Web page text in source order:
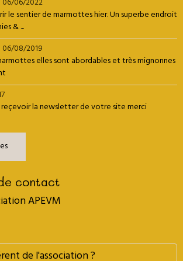
06/06/2022
le sentier de marmottes hier. Un superbe endroit
& ...
06/08/2019
elles sont abordables et très mignonnes
la newsletter de votre site merci
contact
APEVM
de l'association ?